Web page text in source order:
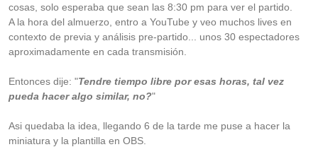
cosas, solo esperaba que sean las 8:30 pm para ver el partido.
A la hora del almuerzo, entro a YouTube y veo muchos lives en
contexto de previa y análisis pre-partido... unos 30 espectadores
aproximadamente en cada transmisión.
Entonces dije: "Tendre tiempo libre por esas horas, tal vez
pueda hacer algo similar, no?"
Asi quedaba la idea, llegando 6 de la tarde me puse a hacer la
miniatura y la plantilla en OBS.